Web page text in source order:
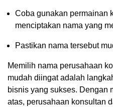
Coba gunakan permainan
menciptakan nama yang
Pastikan nama tersebut
Memilih nama perusahaan
mudah diingat adalah
bisnis yang sukses. Dengan
atas, perusahaan konsultan